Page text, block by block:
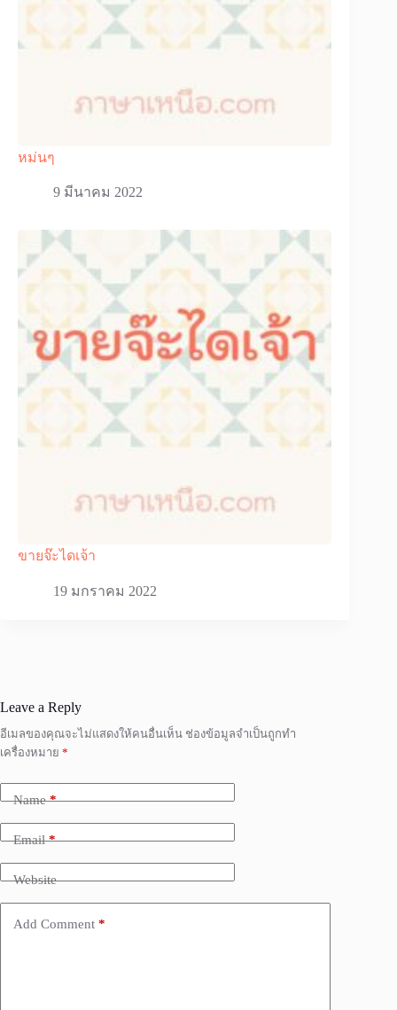
หม่นๆ
9 มีนาคม 2022
ขายจ๊ะไดเจ้า
19 มกราคม 2022
Leave a Reply
อีเมลของคุณจะไม่แสดงให้คนอื่นเห็น ช่องข้อมูลจำเป็นถูกทำ
เครื่องหมาย *
Name*
Email*
Website
Add Comment *